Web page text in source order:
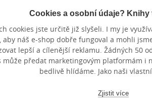
PŘIDEJTE SVÉ
Hodnocení našich knihkupců:
Cookies a osobní údaje? Knihy
cookies jste určitě již slyšeli. I my je
aby náš e-shop dobře fungoval a mohli
lepší a cílenější reklamu. Žádných 50
může předat marketingovým platformám i
bedlivě hlídáme. Jako naši
Zjistit více